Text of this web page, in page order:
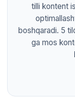
tilli kontent
boshqaradi. 5
ga mos